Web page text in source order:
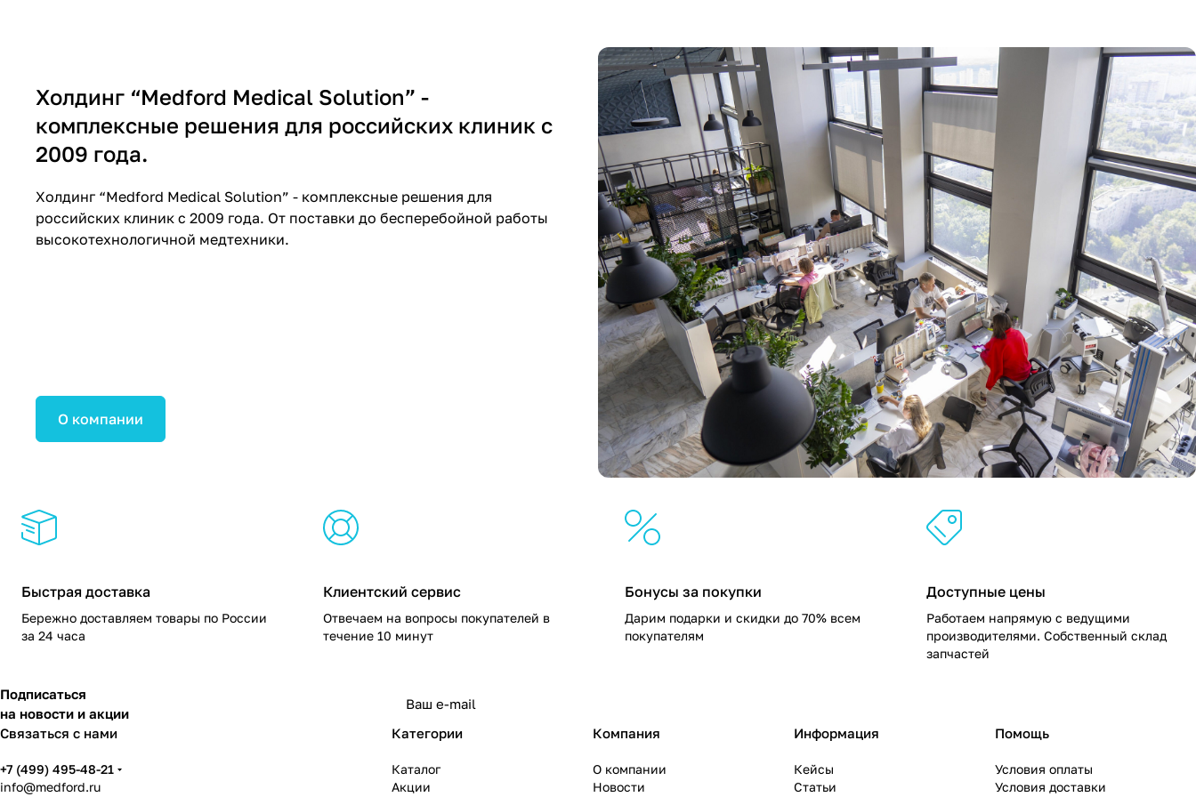
Холдинг “Medford Medical Solution” -
комплексные решения для российских клиник с
2009 года.
Холдинг “Medford Medical Solution” - комплексные решения для
российских клиник с 2009 года. От поставки до бесперебойной работы
высокотехнологичной медтехники.
О компании
Быстрая доставка
Бережно доставляем товары по России
за 24 часа
Клиентский сервис
Отвечаем на вопросы покупателей в
течение 10 минут
Бонусы за покупки
Дарим подарки и скидки до 70% всем
покупателям
Доступные цены
Работаем напрямую с ведущими
производителями. Собственный склад
запчастей
Подписаться
на новости и акции
Связаться с нами
+7 (499) 495-48-21
info@medford.ru
Категории
Каталог
Акции
Компания
О компании
Новости
Информация
Кейсы
Статьи
Помощь
Условия оплаты
Условия доставки